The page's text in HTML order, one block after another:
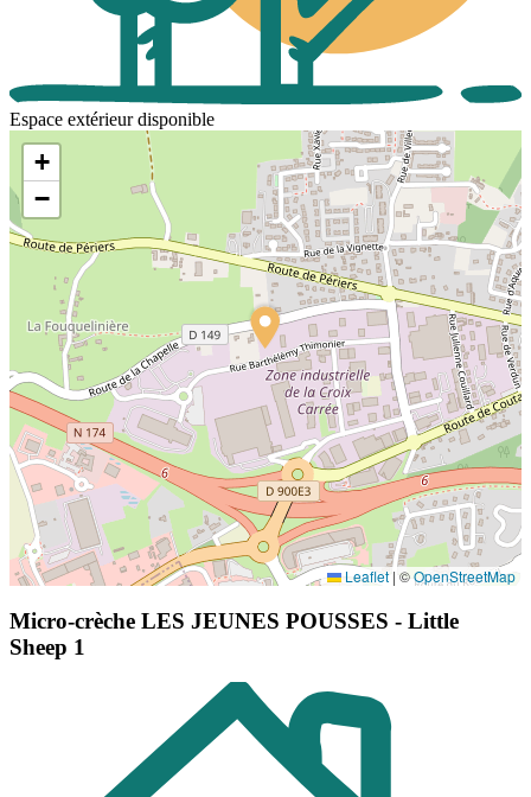
Espace extérieur disponible
+
−
Leaflet | ©OpenStreetMap
Micro-crèche LES JEUNES POUSSES - Little
Sheep 1